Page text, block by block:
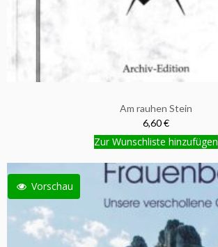
Am rauhen Stein
6,60 €
Zur Wunschliste hinzufügen
Vorschau